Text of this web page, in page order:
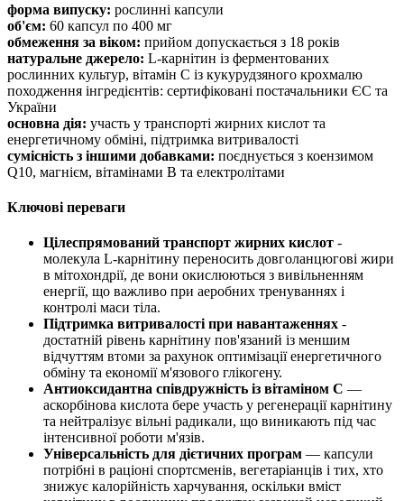
форма випуску: рослинні капсули
об'єм: 60 капсул по 400 мг
обмеження за віком: прийом допускається з 18 років
натуральне джерело: L-карнітин із ферментованих
рослинних культур, вітамін C із кукурудзяного крохмалю
походження інгредієнтів: сертифіковані постачальники ЄС та
України
основна дія: участь у транспорті жирних кислот та
енергетичному обміні, підтримка витривалості
сумісність з іншими добавками: поєднується з коензимом
Q10, магнієм, вітамінами B та електролітами
Ключові переваги
Цілеспрямований транспорт жирних кислот -
молекула L-карнітину переносить довголанцюгові жири
в мітохондрії, де вони окислюються з вивільненням
енергії, що важливо при аеробних тренуваннях і
контролі маси тіла.
Підтримка витривалості при навантаженнях -
достатній рівень карнітину пов'язаний із меншим
відчуттям втоми за рахунок оптимізації енергетичного
обміну та економії м'язового глікогену.
Антиоксидантна співдружність із вітаміном C —
аскорбінова кислота бере участь у регенерації карнітину
та нейтралізує вільні радикали, що виникають під час
інтенсивної роботи м'язів.
Універсальність для дієтичних програм — капсули
потрібні в раціоні спортсменів, вегетаріанців і тих, хто
знижує калорійність харчування, оскільки вміст